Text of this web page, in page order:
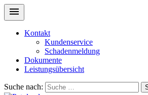
Kontakt
Kundenservice
Schadenmeldung
Dokumente
Leistungsübersicht
Suche nach: